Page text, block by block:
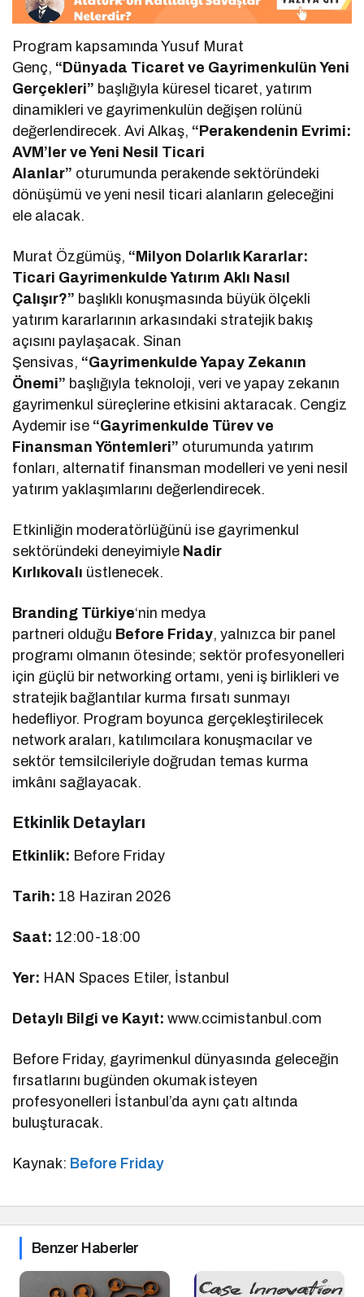
Program kapsamında Yusuf Murat
Genç, “Dünyada Ticaret ve Gayrimenkulün Yeni
Gerçekleri” başlığıyla küresel ticaret, yatırım
dinamikleri ve gayrimenkulün değişen rolünü
değerlendirecek. Avi Alkaş, “Perakendenin Evrimi:
AVM’ler ve Yeni Nesil Ticari
Alanlar” oturumunda perakende sektöründeki
dönüşümü ve yeni nesil ticari alanların geleceğini
ele alacak.
Murat Özgümüş, “Milyon Dolarlık Kararlar:
Ticari Gayrimenkulde Yatırım Aklı Nasıl
Çalışır?” başlıklı konuşmasında büyük ölçekli
yatırım kararlarının arkasındaki stratejik bakış
açısını paylaşacak. Sinan
Şensivas, “Gayrimenkulde Yapay Zekanın
Önemi” başlığıyla teknoloji, veri ve yapay zekanın
gayrimenkul süreçlerine etkisini aktaracak. Cengiz
Aydemir ise “Gayrimenkulde Türev ve
Finansman Yöntemleri” oturumunda yatırım
fonları, alternatif finansman modelleri ve yeni nesil
yatırım yaklaşımlarını değerlendirecek.
Etkinliğin moderatörlüğünü ise gayrimenkul
sektöründeki deneyimiyle Nadir
Kırlıkovalı üstlenecek.
Branding Türkiye‘nin medya
partneri olduğu Before Friday, yalnızca bir panel
programı olmanın ötesinde; sektör profesyonelleri
için güçlü bir networking ortamı, yeni iş birlikleri ve
stratejik bağlantılar kurma fırsatı sunmayı
hedefliyor. Program boyunca gerçekleştirilecek
network araları, katılımcılara konuşmacılar ve
sektör temsilcileriyle doğrudan temas kurma
imkânı sağlayacak.
Etkinlik Detayları
Etkinlik: Before Friday
Tarih: 18 Haziran 2026
Saat: 12:00-18:00
Yer: HAN Spaces Etiler, İstanbul
Detaylı Bilgi ve Kayıt:www.ccimistanbul.com
Before Friday, gayrimenkul dünyasında geleceğin
fırsatlarını bugünden okumak isteyen
profesyonelleri İstanbul’da aynı çatı altında
buluşturacak.
Kaynak: Before Friday
Benzer Haberler